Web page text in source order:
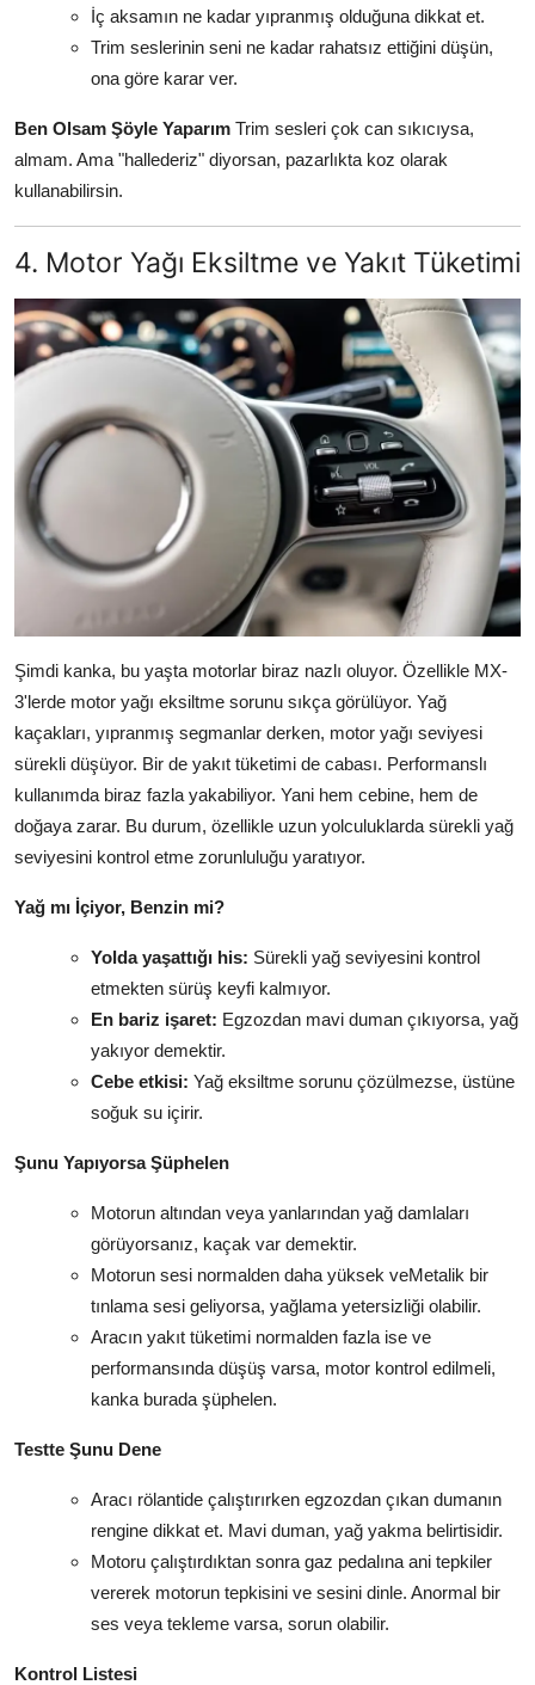
İç aksamın ne kadar yıpranmış olduğuna dikkat et.
Trim seslerinin seni ne kadar rahatsız ettiğini düşün,
ona göre karar ver.
Ben Olsam Şöyle Yaparım Trim sesleri çok can sıkıcıysa,
almam. Ama "hallederiz" diyorsan, pazarlıkta koz olarak
kullanabilirsin.
4. Motor Yağı Eksiltme ve Yakıt Tüketimi
Şimdi kanka, bu yaşta motorlar biraz nazlı oluyor. Özellikle MX-
3'lerde motor yağı eksiltme sorunu sıkça görülüyor. Yağ
kaçakları, yıpranmış segmanlar derken, motor yağı seviyesi
sürekli düşüyor. Bir de yakıt tüketimi de cabası. Performanslı
kullanımda biraz fazla yakabiliyor. Yani hem cebine, hem de
doğaya zarar. Bu durum, özellikle uzun yolculuklarda sürekli yağ
seviyesini kontrol etme zorunluluğu yaratıyor.
Yağ mı İçiyor, Benzin mi?
Yolda yaşattığı his: Sürekli yağ seviyesini kontrol
etmekten sürüş keyfi kalmıyor.
En bariz işaret: Egzozdan mavi duman çıkıyorsa, yağ
yakıyor demektir.
Cebe etkisi: Yağ eksiltme sorunu çözülmezse, üstüne
soğuk su içirir.
Şunu Yapıyorsa Şüphelen
Motorun altından veya yanlarından yağ damlaları
görüyorsanız, kaçak var demektir.
Motorun sesi normalden daha yüksek veMetalik bir
tınlama sesi geliyorsa, yağlama yetersizliği olabilir.
Aracın yakıt tüketimi normalden fazla ise ve
performansında düşüş varsa, motor kontrol edilmeli,
kanka burada şüphelen.
Testte Şunu Dene
Aracı rölantide çalıştırırken egzozdan çıkan dumanın
rengine dikkat et. Mavi duman, yağ yakma belirtisidir.
Motoru çalıştırdıktan sonra gaz pedalına ani tepkiler
vererek motorun tepkisini ve sesini dinle. Anormal bir
ses veya tekleme varsa, sorun olabilir.
Kontrol Listesi